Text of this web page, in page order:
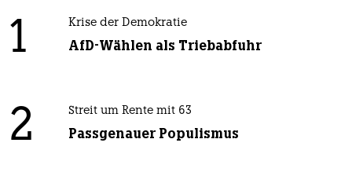
1 Krise der Demokratie
AfD-Wählen als Triebabfuhr
2 Streit um Rente mit 63
Passgenauer Populismus